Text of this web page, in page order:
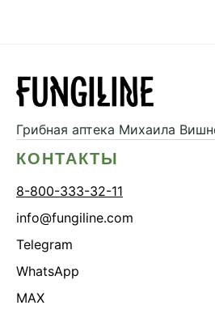
Грибная аптека Михаила
КОНТАКТЫ
8-800-333-32-11
info@fungiline.com
Telegram
WhatsApp
MAX